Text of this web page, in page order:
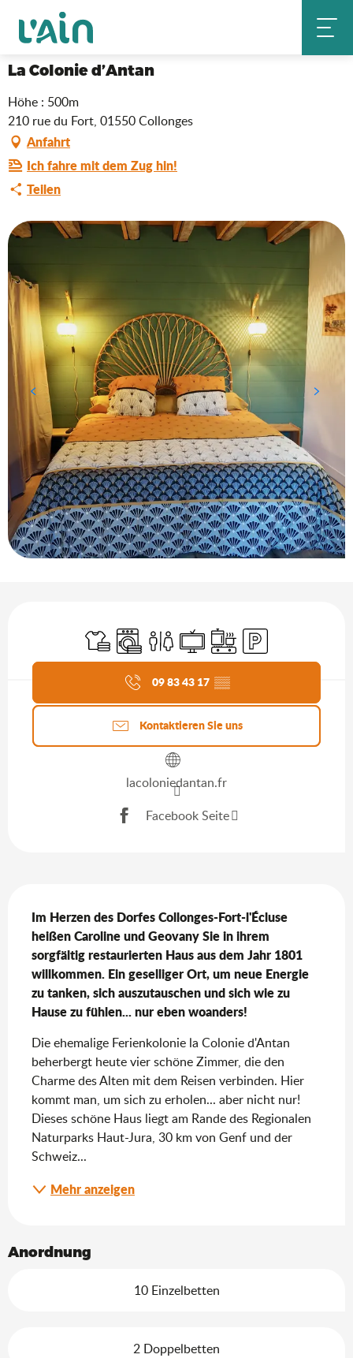
contenu
principal
Startseite
La Colonie d’Antan
Höhe : 500m
210 rue du Fort, 01550 Collonges
Anfahrt
Ich fahre mit dem Zug hin!
Teilen
Bettwäsche und Laken
Waschmaschine
ToilettenFernsehenKochplatte
Parkplatz
Aktuelle Agenda
09 83 43 17 ▒▒
Kontaktieren Sie uns
lacoloniedantan.fr
Facebook Seite
Im Herzen des Dorfes Collonges-Fort-l'Écluse
heißen Caroline und Geovany Sie in ihrem
sorgfältig restaurierten Haus aus dem Jahr 1801
willkommen. Ein geselliger Ort, um neue Energie
zu tanken, sich auszutauschen und sich wie zu
Hause zu fühlen... nur eben woanders!
Die ehemalige Ferienkolonie la Colonie d'Antan
beherbergt heute vier schöne Zimmer, die den
Charme des Alten mit dem Reisen verbinden. Hier
kommt man, um sich zu erholen... aber nicht nur!
Dieses schöne Haus liegt am Rande des Regionalen
Naturparks Haut-Jura, 30 km von Genf und der
Schweiz...
Mehr anzeigen
Anordnung
10 Einzelbetten
2 Doppelbetten